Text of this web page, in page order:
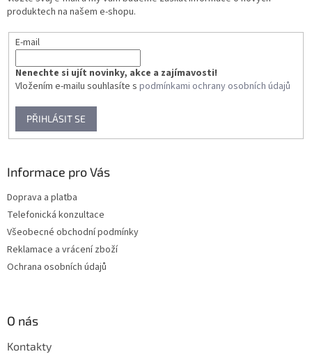
produktech na našem e-shopu.
E-mail
Nenechte si ujít novinky, akce a zajímavosti!
Vložením e-mailu souhlasíte s podmínkami ochrany osobních údajů
PŘIHLÁSIT SE
Informace pro Vás
Doprava a platba
Telefonická konzultace
Všeobecné obchodní podmínky
Reklamace a vrácení zboží
Ochrana osobních údajů
O nás
Kontakty